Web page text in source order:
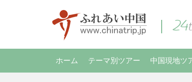
ホーム テーマ別ツアー 中国現地ツ